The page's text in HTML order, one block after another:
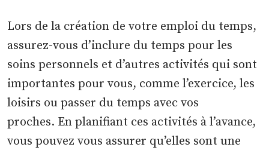
Lors de la création de votre emploi du temps,
assurez-vous d’inclure du temps pour les
soins personnels et d’autres activités qui sont
importantes pour vous, comme l’exercice, les
loisirs ou passer du temps avec vos
proches. En planifiant ces activités à l’avance,
vous pouvez vous assurer qu’elles sont une